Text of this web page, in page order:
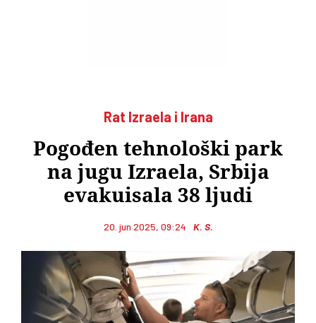
Rat Izraela i Irana
Pogođen tehnološki park
na jugu Izraela, Srbija
evakuisala 38 ljudi
20. jun 2025, 09:24 K. S.